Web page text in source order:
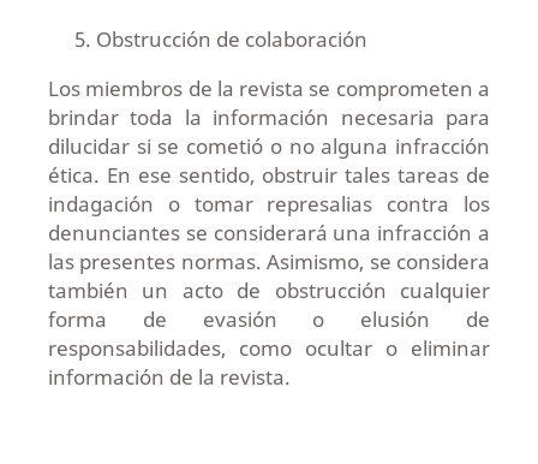
Obstrucción de colaboración
Los miembros de la revista se comprometen a
brindar toda la información necesaria para
dilucidar si se cometió o no alguna infracción
ética. En ese sentido, obstruir tales tareas de
indagación o tomar represalias contra los
denunciantes se considerará una infracción a
las presentes normas. Asimismo, se considera
también un acto de obstrucción cualquier
forma de evasión o elusión de
responsabilidades, como ocultar o eliminar
información de la revista.